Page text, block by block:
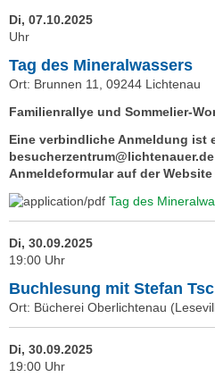
Di, 07.10.2025
Uhr
Tag des Mineralwassers
Ort: Brunnen 11, 09244 Lichtenau
Familienrallye und Sommelier-
Eine verbindliche Anmeldung ist
Anmeldeformular auf der
Tag des
Di, 30.09.2025
19:00 Uhr
Buchlesung mit Stefan
Ort: Bücherei Oberlichtenau
Di, 30.09.2025
19:00 Uhr